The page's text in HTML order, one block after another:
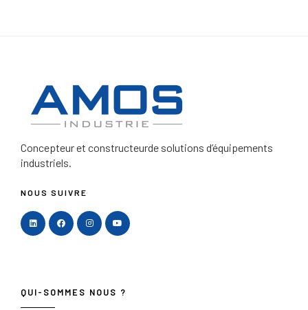
Concepteur et constructeurde solutions d’équipements
industriels.
NOUS SUIVRE
QUI-SOMMES NOUS ?